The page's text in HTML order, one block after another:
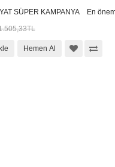
SÜPER KAMPANYA En
Hemen Al